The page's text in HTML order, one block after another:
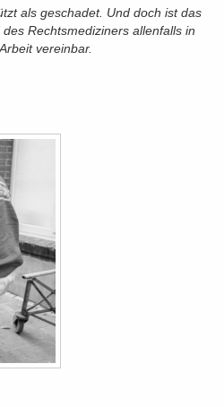
als geschadet. Und doch ist das
Rechtsmediziners allenfalls in
vereinbar.